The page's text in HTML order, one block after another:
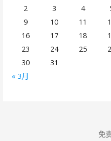
« 3月
2
3 4
9
10 11
16
17 18
23
24 25
30
31
免